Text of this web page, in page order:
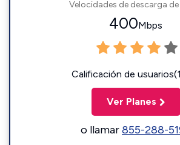
Velocidades de descarga
400Mbps
Calificación de
Ver Planes
o llamar855-288-